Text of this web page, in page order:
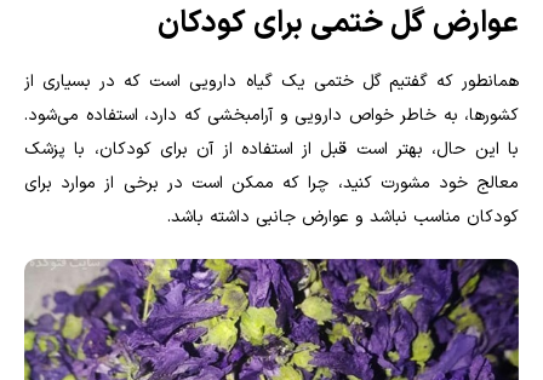
عوارض گل ختمی برای کودکان
همانطور که گفتیم گل ختمی یک گیاه دارویی است که در بسیاری از
کشورها، به خاطر خواص دارویی و آرامبخشی که دارد، استفاده می‌شود.
با این حال، بهتر است قبل از استفاده از آن برای کودکان، با پزشک
معالج خود مشورت کنید، چرا که ممکن است در برخی از موارد برای
کودکان مناسب نباشد و عوارض جانبی داشته باشد.